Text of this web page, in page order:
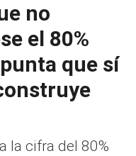
no
el 80%
que sí
la cifra del 80%